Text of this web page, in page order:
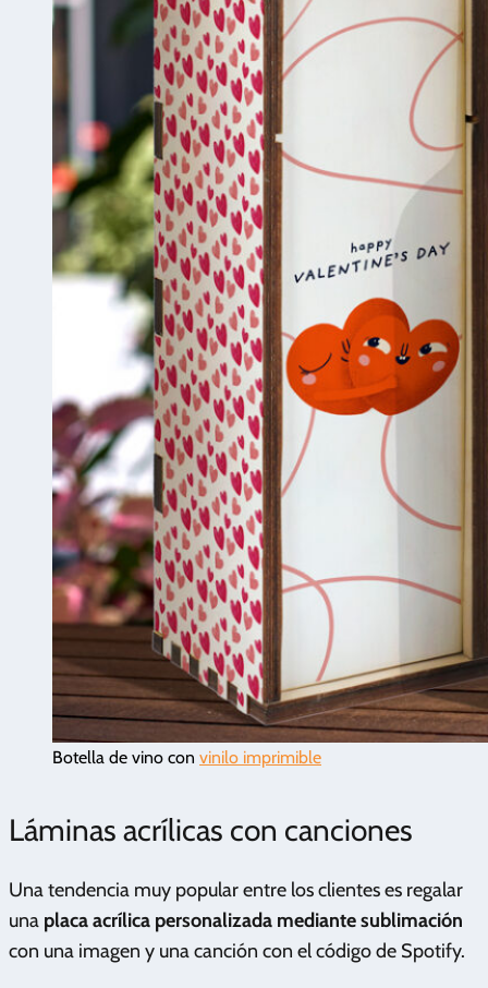
Botella de vino con vinilo imprimible
Láminas acrílicas con canciones
Una tendencia muy popular entre los clientes es regalar
una placa acrílica personalizada mediante sublimación
con una imagen y una canción con el código de Spotify.